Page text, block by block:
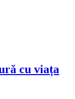
cu viața